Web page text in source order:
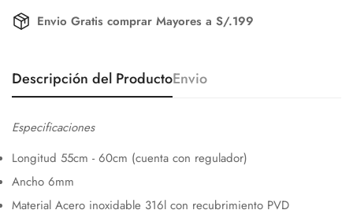
Envio Gratis comprar Mayores a S/.199
Descripción del ProductoEnvio
Especificaciones
Longitud 55cm - 60cm (cuenta con regulador)
Ancho 6mm
Material Acero inoxidable 316l con recubrimiento PVD
Confirm your age
Are you 18 years old or older?